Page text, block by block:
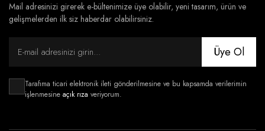
Mail adresinizi girerek e-bültenimize üye olabilir, yeni tasarım, ürün ve
gelişmelerden ilk siz haberdar olabilirsiniz.
Üye Ol
Tarafıma ticari elektronik ileti gönderilmesine ve bu kapsamda verilerimin
işlenmesine açık rıza veriyorum.